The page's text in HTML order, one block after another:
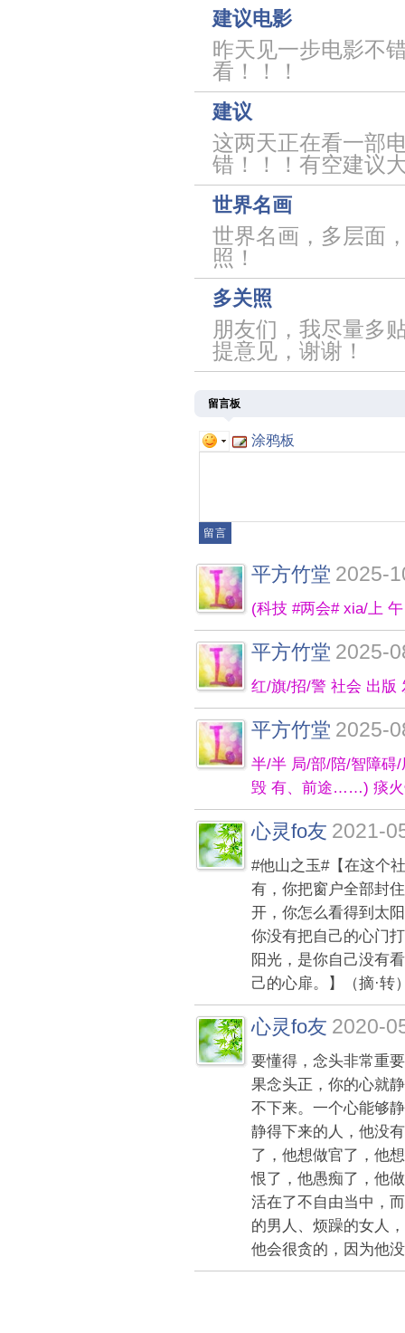
建议电影
昨天见一步电影不
看！！！
建议
这两天正在看一部
错！！！有空建议
世界名画
世界名画，多层面
照！
多关照
朋友们，我尽量多
提意见，谢谢！
留言板
涂鸦板
平方竹堂 2025-
(科技 #两会# xia/上
平方竹堂 2025-
红/旗/招/警 社会 出
平方竹堂 2025-
半/半 局/部/陪/智障碍
毁 有、前途……) 痰火
心灵fo友 2021-
#他山之玉#【在这个
有，你把窗户全部封
开，你怎么看得到太
你没有把自己的心门
阳光，是你自己没有
己的心扉。】（摘·转
心灵fo友 2020-
要懂得，念头非常重
果念头正，你的心就
不下来。一个心能够
静得下来的人，他没
了，他想做官了，他
恨了，他愚痴了，他
活在了不自由当中，
的男人、烦躁的女人
他会很贪的，因为他